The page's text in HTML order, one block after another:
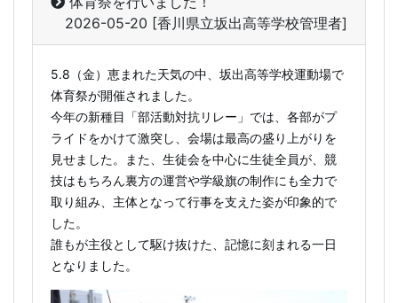
2026-05-20 [香川県立坂出高等学校管理者]
5.8（金）恵まれた天気の中、坂出高等学校運動場で
体育祭が開催されました。
今年の新種目「部活動対抗リレー」では、各部がプ
ライドをかけて激突し、会場は最高の盛り上がりを
見せました。また、生徒会を中心に生徒全員が、競
技はもちろん裏方の運営や学級旗の制作にも全力で
取り組み、主体となって行事を支えた姿が印象的で
した。
誰もが主役として駆け抜けた、記憶に刻まれる一日
となりました。